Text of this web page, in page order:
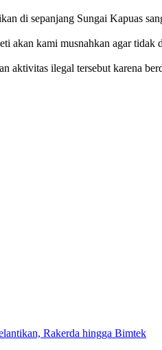
di sepanjang Sungai Kapuas
akan kami musnahkan agar
aktivitas ilegal tersebut karena